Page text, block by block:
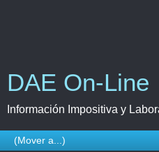
DAE On-Line
Información Impositiva y